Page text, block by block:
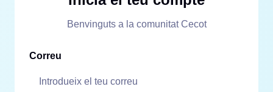
Benvinguts a la comunitat Cecot
Correu